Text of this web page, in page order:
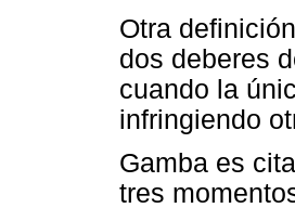
Otra
dos deberes
cuando la
infringiendo
Gamba es
tres